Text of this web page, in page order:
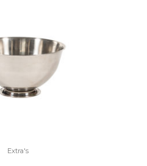
Extra's